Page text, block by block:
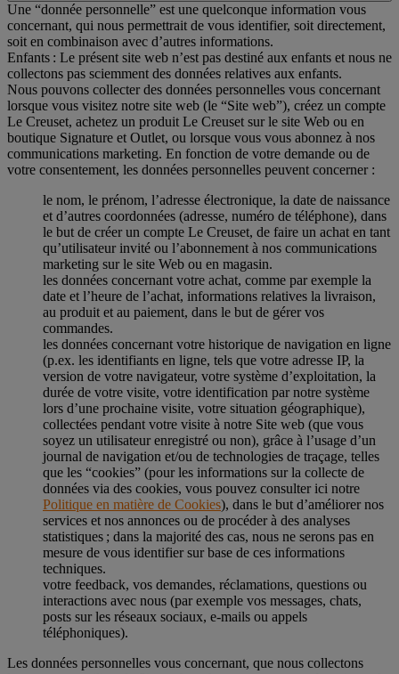
Une “donnée personnelle” est une quelconque information vous
concernant, qui nous permettrait de vous identifier, soit directement,
soit en combinaison avec d’autres informations.
Enfants : Le présent site web n’est pas destiné aux enfants et nous ne
collectons pas sciemment des données relatives aux enfants.
Nous pouvons collecter des données personnelles vous concernant
lorsque vous visitez notre site web (le “Site web”), créez un compte
Le Creuset, achetez un produit Le Creuset sur le site Web ou en
boutique Signature et Outlet, ou lorsque vous vous abonnez à nos
communications marketing. En fonction de votre demande ou de
votre consentement, les données personnelles peuvent concerner :
le nom, le prénom, l’adresse électronique, la date de naissance
et d’autres coordonnées (adresse, numéro de téléphone), dans
le but de créer un compte Le Creuset, de faire un achat en tant
qu’utilisateur invité ou l’abonnement à nos communications
marketing sur le site Web ou en magasin.
les données concernant votre achat, comme par exemple la
date et l’heure de l’achat, informations relatives la livraison,
au produit et au paiement, dans le but de gérer vos
commandes.
les données concernant votre historique de navigation en ligne
(p.ex. les identifiants en ligne, tels que votre adresse IP, la
version de votre navigateur, votre système d’exploitation, la
durée de votre visite, votre identification par notre système
lors d’une prochaine visite, votre situation géographique),
collectées pendant votre visite à notre Site web (que vous
soyez un utilisateur enregistré ou non), grâce à l’usage d’un
journal de navigation et/ou de technologies de traçage, telles
que les “cookies” (pour les informations sur la collecte de
données via des cookies, vous pouvez consulter ici notre
Politique en matière de Cookies), dans le but d’améliorer nos
services et nos annonces ou de procéder à des analyses
statistiques ; dans la majorité des cas, nous ne serons pas en
mesure de vous identifier sur base de ces informations
techniques.
votre feedback, vos demandes, réclamations, questions ou
interactions avec nous (par exemple vos messages, chats,
posts sur les réseaux sociaux, e-mails ou appels
téléphoniques).
Les données personnelles vous concernant, que nous collectons